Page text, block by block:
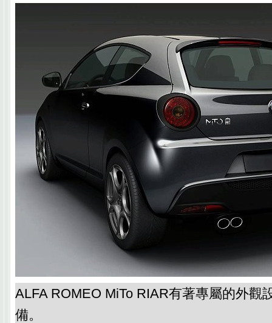
ALFA ROMEO MiTo RIAR有著專屬的外觀
備。